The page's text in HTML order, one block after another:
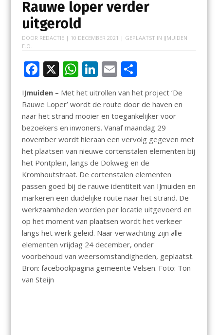
Rauwe loper verder
uitgerold
DOOR REDACTIE | 10 DECEMBER 2021 | GEPLAATST IN IJMUIDEN
E.O.
F
ac
e
b
o
o
k
X W
at
s
A
p
p
Li
n
k
e
dI
n
E
ai
l
D
e
n
IJmuiden – Met het uitrollen van het project ‘De
Rauwe Loper’ wordt de route door de haven en
naar het strand mooier en toegankelijker voor
bezoekers en inwoners. Vanaf maandag 29
november wordt hieraan een vervolg gegeven met
het plaatsen van nieuwe cortenstalen elementen bij
het Pontplein, langs de Dokweg en de
Kromhoutstraat. De cortenstalen elementen
passen goed bij de rauwe identiteit van IJmuiden en
markeren een duidelijke route naar het strand. De
werkzaamheden worden per locatie uitgevoerd en
op het moment van plaatsen wordt het verkeer
langs het werk geleid. Naar verwachting zijn alle
elementen vrijdag 24 december, onder
voorbehoud van weersomstandigheden, geplaatst.
Bron: facebookpagina gemeente Velsen. Foto: Ton
van Steijn